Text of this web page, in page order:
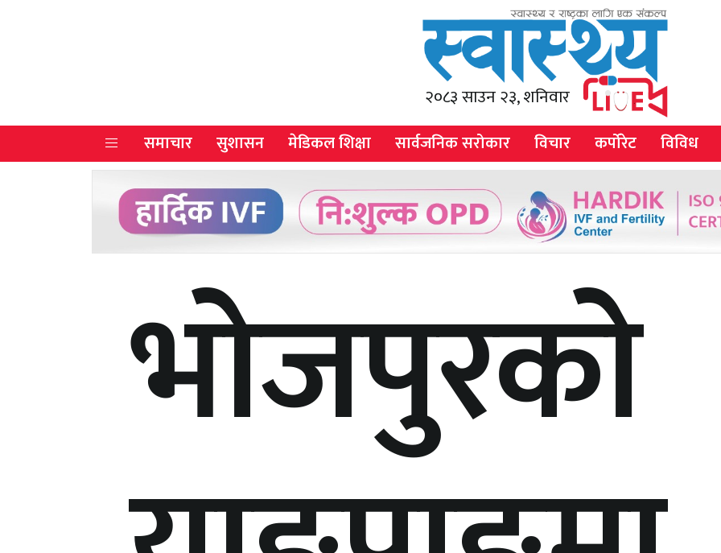
२०८३ साउन २३, शनिवार
समाचार सुशासन मेडिकल शिक्षा सार्वजनिक सरोकार विचार कर्पोरेट विविध
भोजपुरको